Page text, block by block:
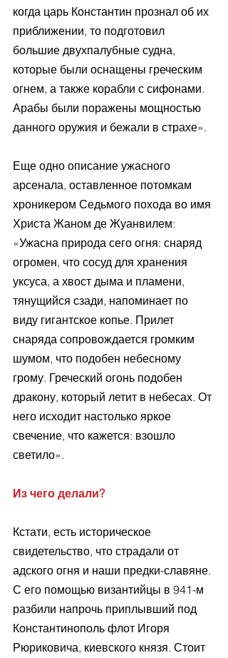
когда царь Константин прознал об их
приближении, то подготовил
большие двухпалубные судна,
которые были оснащены греческим
огнем, а также корабли с сифонами.
Арабы были поражены мощностью
данного оружия и бежали в страхе».
Еще одно описание ужасного
арсенала, оставленное потомкам
хроникером Седьмого похода во имя
Христа Жаном де Жуанвилем:
«Ужасна природа сего огня: снаряд
огромен, что сосуд для хранения
уксуса, а хвост дыма и пламени,
тянущийся сзади, напоминает по
виду гигантское копье. Прилет
снаряда сопровождается громким
шумом, что подобен небесному
грому. Греческий огонь подобен
дракону, который летит в небесах. От
него исходит настолько яркое
свечение, что кажется: взошло
светило».
Из чего делали?
Кстати, есть историческое
свидетельство, что страдали от
адского огня и наши предки-славяне.
С его помощью византийцы в 941-м
разбили напрочь приплывший под
Константинополь флот Игоря
Рюриковича, киевского князя. Стоит